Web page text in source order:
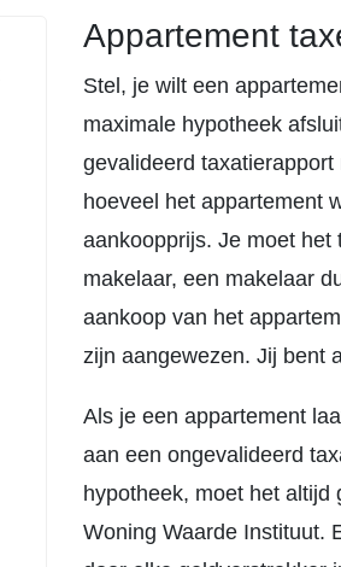
Appartement
Stel, je wilt een
maximale hypotheek
gevalideerd
hoeveel het appartement
aankoopprijs. Je moet
makelaar, een makelaar
aankoop van het
zijn aangewezen. Jij bent
Als je een appartement
aan een ongevalideerd
hypotheek, moet het
Woning Waarde Instituut.